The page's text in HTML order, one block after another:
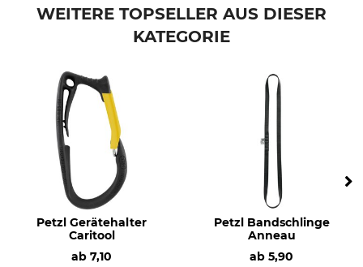
23 mm
160 g
WEITERE TOPSELLER AUS DIESER
KATEGORIE
Petzl Gerätehalter
Caritool
ab 7,10
Petzl Bandschlinge
Anneau
ab 5,90